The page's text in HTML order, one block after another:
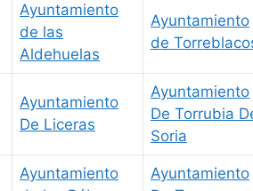
Ayuntamiento
de las
Aldehuelas
Ayuntamiento
de
Ayuntamiento
De Liceras
Ayuntamiento
De Torrubia
Soria
Ayuntamiento
Ayuntamiento